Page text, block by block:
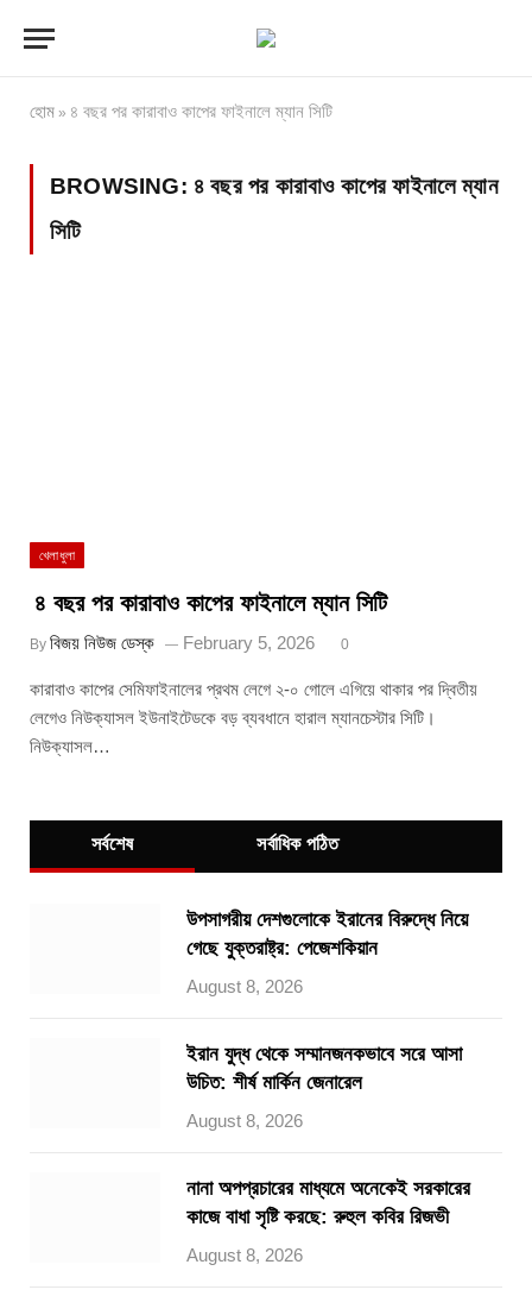
হোম » ৪ বছর পর কারাবাও কাপের ফাইনালে ম্যান সিটি
BROWSING: ৪ বছর পর কারাবাও কাপের ফাইনালে ম্যান
সিটি
খেলাধুলা
৪ বছর পর কারাবাও কাপের ফাইনালে ম্যান সিটি
By বিজয় নিউজ ডেস্ক February 5, 2026 0
কারাবাও কাপের সেমিফাইনালের প্রথম লেগে ২-০ গোলে এগিয়ে থাকার পর দ্বিতীয়
লেগেও নিউক্যাসল ইউনাইটেডকে বড় ব্যবধানে হারাল ম্যানচেস্টার সিটি।
নিউক্যাসল…
সর্বশেষ সর্বাধিক পঠিত
উপসাগরীয় দেশগুলোকে ইরানের বিরুদ্ধে নিয়ে
গেছে যুক্তরাষ্ট্র: পেজেশকিয়ান
August 8, 2026
ইরান যুদ্ধ থেকে সম্মানজনকভাবে সরে আসা
উচিত: শীর্ষ মার্কিন জেনারেল
August 8, 2026
নানা অপপ্রচারের মাধ্যমে অনেকেই সরকারের
কাজে বাধা সৃষ্টি করছে: রুহুল কবির রিজভী
August 8, 2026